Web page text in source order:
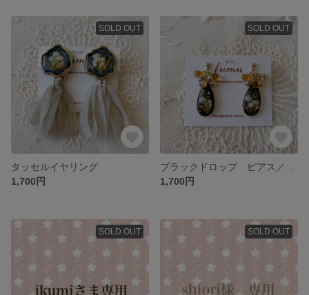
SOLD OUT
タッセルイヤリング
1,700円
SOLD OUT
1,700円
SOLD OUT SOLD OUT